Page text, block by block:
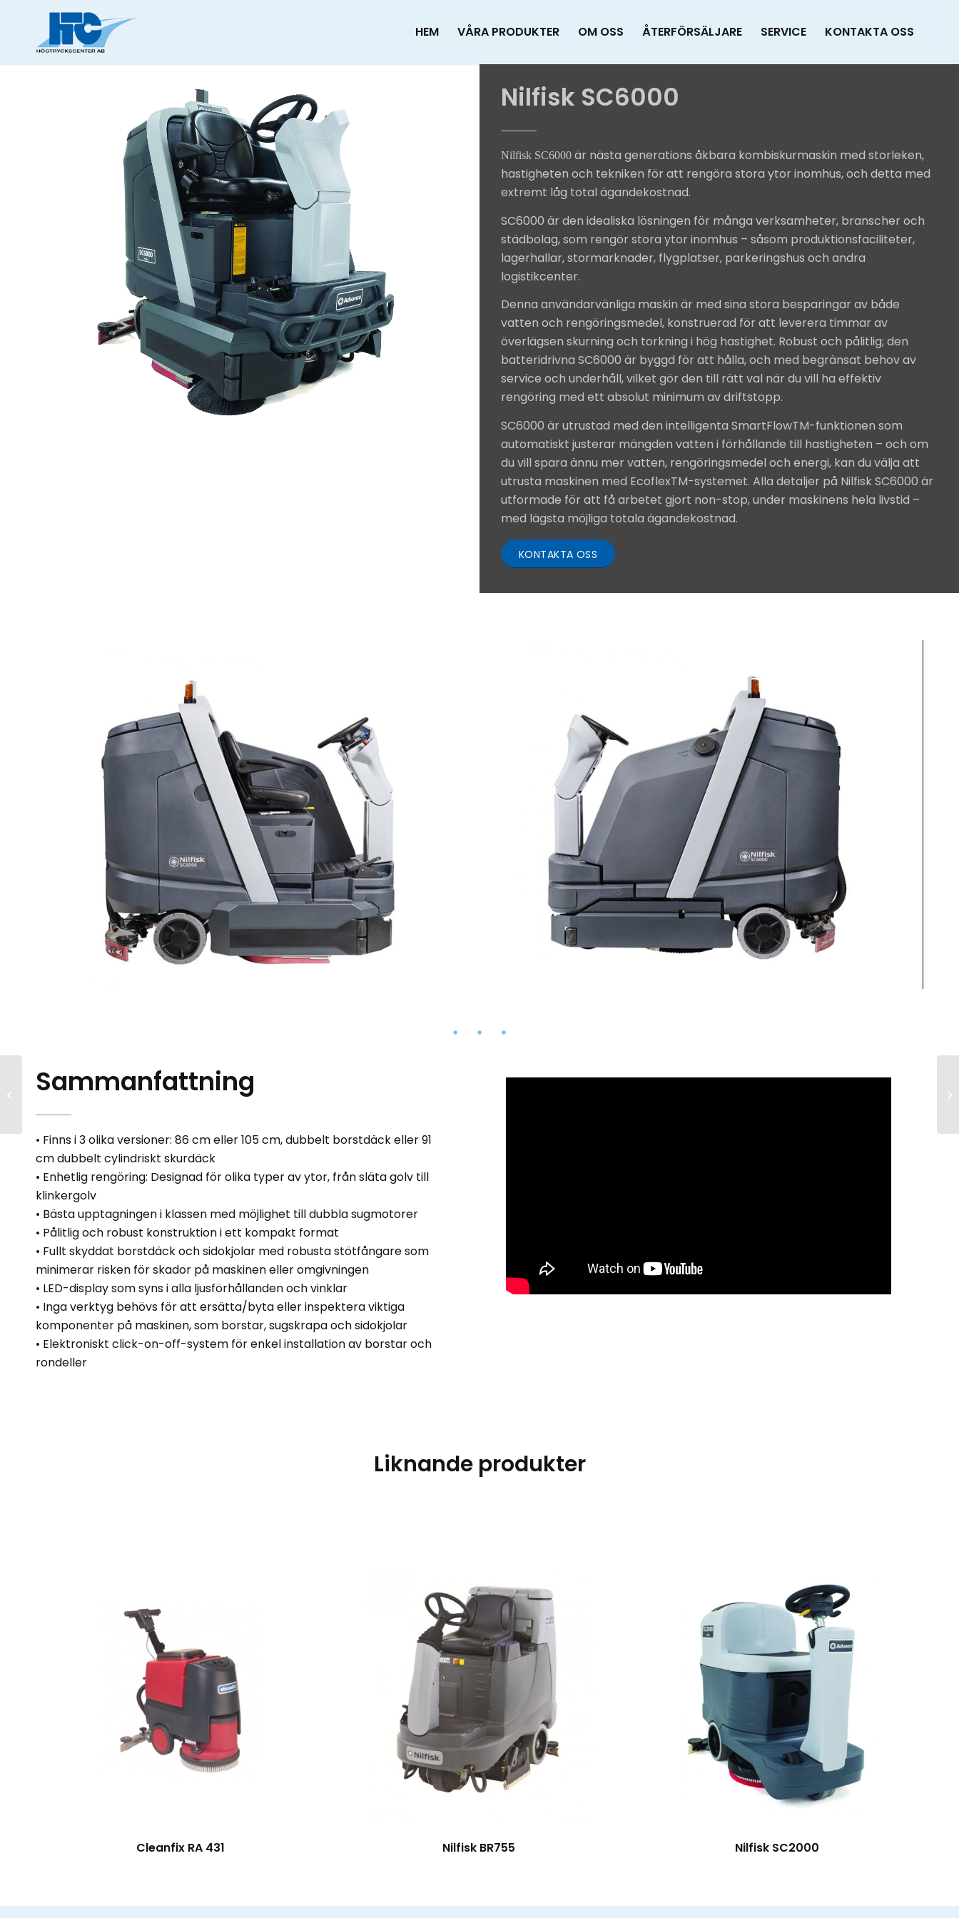
HEM VÅRA PRODUKTER OM OSS ÅTERFÖRSÄLJARE SERVICE KONTAKTA OSS
Nilfisk SC6000
Nilfisk SC6000 är nästa generations åkbara kombiskurmaskin med storleken,
hastigheten och tekniken för att rengöra stora ytor inomhus, och detta med
extremt låg total ägandekostnad.
SC6000 är den idealiska lösningen för många verksamheter, branscher och
städbolag, som rengör stora ytor inomhus – såsom produktionsfaciliteter,
lagerhallar, stormarknader, flygplatser, parkeringshus och andra
logistikcenter.
Denna användarvänliga maskin är med sina stora besparingar av både
vatten och rengöringsmedel, konstruerad för att leverera timmar av
överlägsen skurning och torkning i hög hastighet. Robust och pålitlig; den
batteridrivna SC6000 är byggd för att hålla, och med begränsat behov av
service och underhåll, vilket gör den till rätt val när du vill ha effektiv
rengöring med ett absolut minimum av driftstopp.
SC6000 är utrustad med den intelligenta SmartFlowTM-funktionen som
automatiskt justerar mängden vatten i förhållande till hastigheten – och om
du vill spara ännu mer vatten, rengöringsmedel och energi, kan du välja att
utrusta maskinen med EcoflexTM-systemet. Alla detaljer på Nilfisk SC6000 är
utformade för att få arbetet gjort non-stop, under maskinens hela livstid –
med lägsta möjliga totala ägandekostnad.
KONTAKTA OSS
Sammanfattning
• Finns i 3 olika versioner: 86 cm eller 105 cm, dubbelt borstdäck eller 91
cm dubbelt cylindriskt skurdäck
• Enhetlig rengöring: Designad för olika typer av ytor, från släta golv till
klinkergolv
• Bästa upptagningen i klassen med möjlighet till dubbla sugmotorer
• Pålitlig och robust konstruktion i ett kompakt format
• Fullt skyddat borstdäck och sidokjolar med robusta stötfångare som
minimerar risken för skador på maskinen eller omgivningen
• LED-display som syns i alla ljusförhållanden och vinklar
• Inga verktyg behövs för att ersätta/byta eller inspektera viktiga
komponenter på maskinen, som borstar, sugskrapa och sidokjolar
• Elektroniskt click-on-off-system för enkel installation av borstar och
rondeller
Liknande produkter
Cleanfix RA 431 Nilfisk BR755 Nilfisk SC2000
Nilfisk SW8000